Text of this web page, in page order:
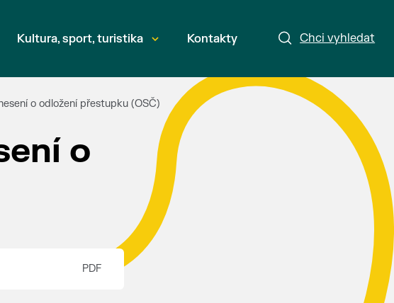
Chci vyhledat
Kultura, sport, turistika Kontakty
o odložení přestupku (OSČ)
o